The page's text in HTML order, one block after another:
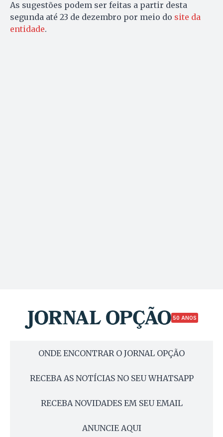
As sugestões podem ser feitas a partir desta
segunda até 23 de dezembro por meio do site da
entidade.
50 ANOS
ONDE ENCONTRAR O JORNAL OPÇÃO
RECEBA AS NOTÍCIAS NO SEU WHATSAPP
RECEBA NOVIDADES EM SEU EMAIL
ANUNCIE AQUI